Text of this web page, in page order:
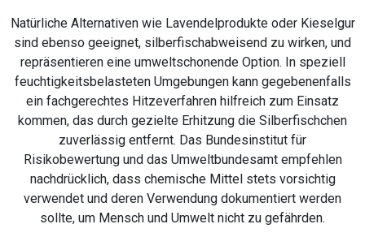
Natürliche Alternativen wie Lavendelprodukte oder Kieselgur
sind ebenso geeignet, silberfischabweisend zu wirken, und
repräsentieren eine umweltschonende Option. In speziell
feuchtigkeitsbelasteten Umgebungen kann gegebenenfalls
ein fachgerechtes Hitzeverfahren hilfreich zum Einsatz
kommen, das durch gezielte Erhitzung die Silberfischchen
zuverlässig entfernt. Das Bundesinstitut für
Risikobewertung und das Umweltbundesamt empfehlen
nachdrücklich, dass chemische Mittel stets vorsichtig
verwendet und deren Verwendung dokumentiert werden
sollte, um Mensch und Umwelt nicht zu gefährden.